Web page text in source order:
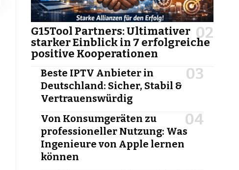
G15Tool Partners: Ultimativer
starker Einblick in 7 erfolgreiche
positive Kooperationen
Beste IPTV Anbieter in
Deutschland: Sicher, Stabil &
Vertrauenswürdig
Von Konsumgeräten zu
professioneller Nutzung: Was
Ingenieure von Apple lernen
können